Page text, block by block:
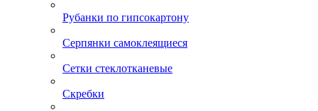
Рубанки по гипсокартону
Серпянки самоклеящиеся
Сетки стеклотканевые
Скребки